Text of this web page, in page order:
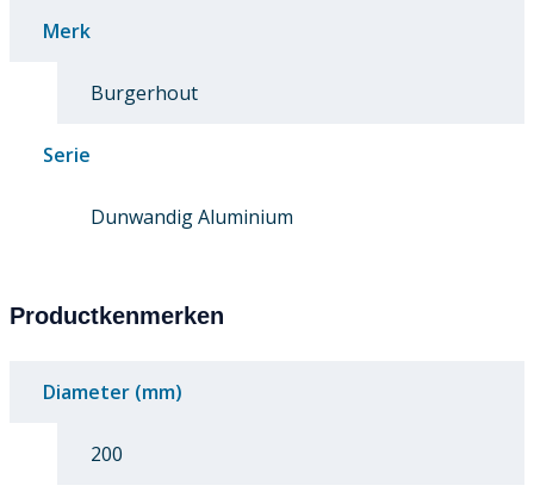
Merk
Burgerhout
Serie
Dunwandig Aluminium
Productkenmerken
Diameter (mm)
200